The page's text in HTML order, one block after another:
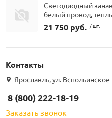
Светодиодный
белый провод,
21 750 руб. / шт.
Контакты
Ярославль, ул. Вспольинское
8 (800) 222-18-19
Заказать звонок